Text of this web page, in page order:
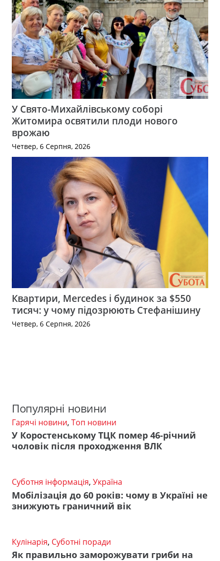
У Свято-Михайлівському соборі
Житомира освятили плоди нового
врожаю
Четвер, 6 Серпня, 2026
Квартири, Mercedes і будинок за $550
тисяч: у чому підозрюють Стефанішину
Четвер, 6 Серпня, 2026
Популярні новини
Гарячі новини, Топ новини
У Коростенському ТЦК помер 46-річний
чоловік після проходження ВЛК
Суботня інформація, Україна
Мобілізація до 60 років: чому в Україні не
знижують граничний вік
Кулінарія, Суботні поради
Як правильно заморожувати гриби на